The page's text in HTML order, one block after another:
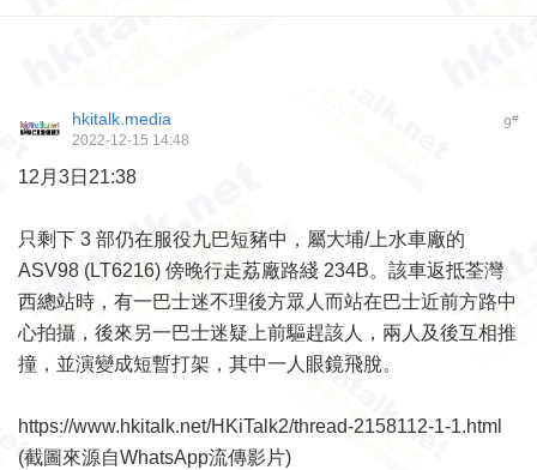
9#
hkitalk.media
2022-12-15 14:48
12月3日21:38
只剩下 3 部仍在服役九巴短豬中，屬大埔/上水車廠的
ASV98 (LT6216) 傍晚行走荔廠路綫 234B。該車返抵荃灣
西總站時，有一巴士迷不理後方眾人而站在巴士近前方路中
心拍攝，後來另一巴士迷疑上前驅趕該人，兩人及後互相推
撞，並演變成短暫打架，其中一人眼鏡飛脫。
https://www.hkitalk.net/HKiTalk2/thread-2158112-1-1.html
(截圖來源自WhatsApp流傳影片)